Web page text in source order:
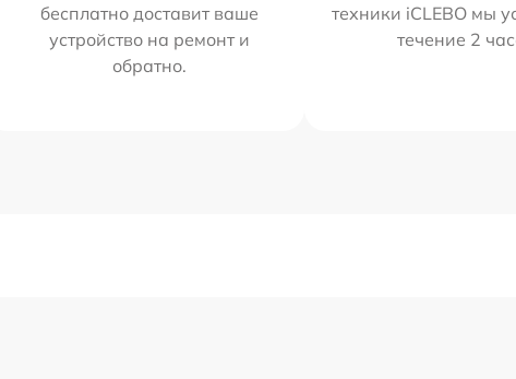
бесплатно доставит ваше
устройство на ремонт и
обратно.
техники iCLEBO мы
течение 2